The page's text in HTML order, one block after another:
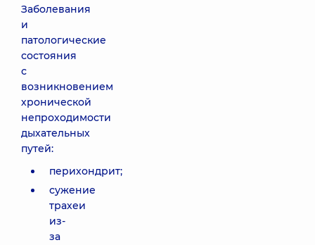
Заболевания
и
патологические
состояния
с
возникновением
хронической
непроходимости
дыхательных
путей:
перихондрит;
сужение
трахеи
из-
за